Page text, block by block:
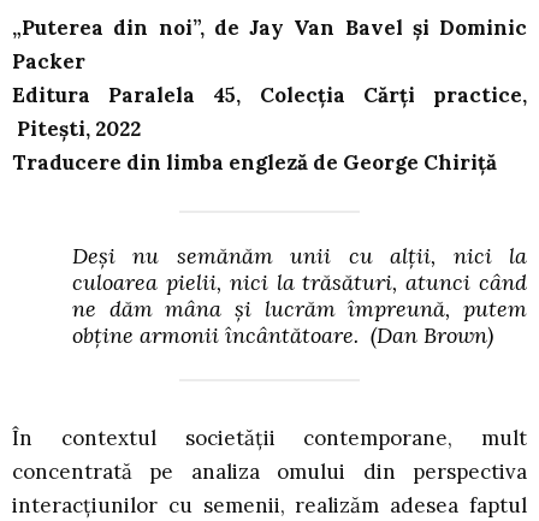
„Puterea din noi”, de Jay Van Bavel şi Dominic
Packer
Editura Paralela 45, Colecţia Cărţi practice,
Piteşti, 2022
Traducere din limba engleză de George Chiriţă
Deşi nu semănăm unii cu alţii, nici la
culoarea pielii, nici la trăsături, atunci când
ne dăm mâna şi lucrăm împreună, putem
obţine armonii încântătoare. (Dan Brown)
În contextul societăţii contemporane, mult
concentrată pe analiza omului din perspectiva
interacţiunilor cu semenii, realizăm adesea faptul